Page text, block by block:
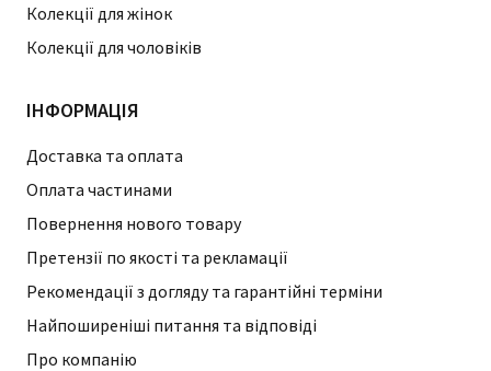
Колекції для жінок
Колекції для чоловіків
ІНФОРМАЦІЯ
Доставка та оплата
Оплата частинами
Повернення нового товару
Претензії по якості та рекламації
Рекомендації з догляду та гарантійні терміни
Найпоширеніші питання та відповіді
Про компанію